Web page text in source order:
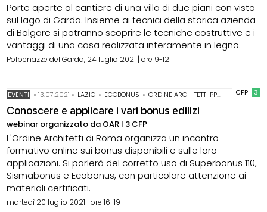
Porte aperte al cantiere di una villa di due piani con vista
sul lago di Garda. Insieme ai tecnici della storica azienda
di Bolgare si potranno scoprire le tecniche costruttive e i
vantaggi di una casa realizzata interamente in legno.
Polpenazze del Garda, 24 luglio 2021 | ore 9-12
CFP 3
EVENTI •13.07.2021 • LAZIO • ECOBONUS • ORDINE ARCHITETTI PPC DI ROMA •
Conoscere e applicare i vari bonus edilizi
webinar organizzato da OAR | 3 CFP
L'Ordine Architetti di Roma organizza un incontro
formativo online sui bonus disponibili e sulle loro
applicazioni. Si parlerà del corretto uso di Superbonus 110,
Sismabonus e Ecobonus, con particolare attenzione ai
materiali certificati.
martedì 20 luglio 2021 | ore 16-19